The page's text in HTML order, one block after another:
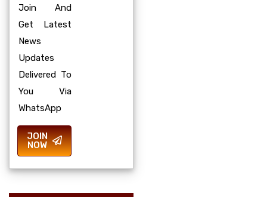
Join And
Get Latest
News
Updates
Delivered To
You Via
WhatsApp
JOIN
NOW